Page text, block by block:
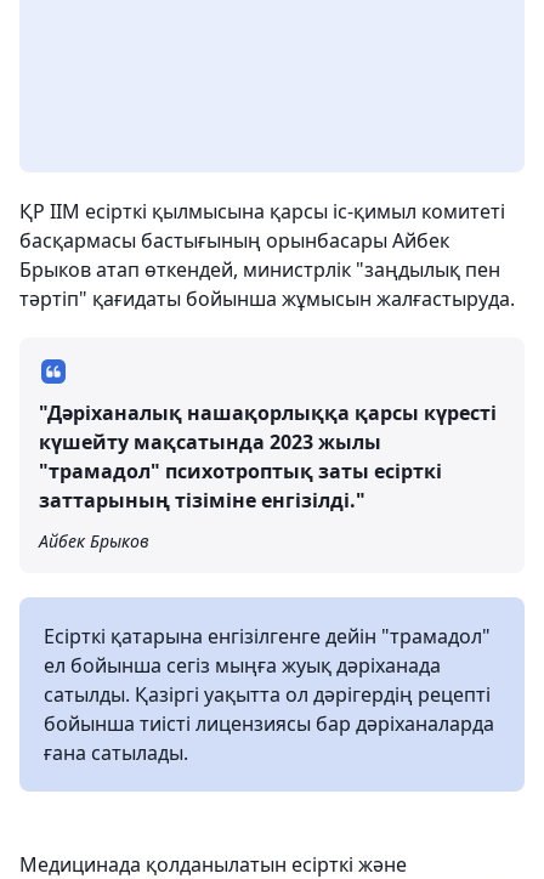
ҚР ІІМ есірткі қылмысына қарсы іс-қимыл комитеті
басқармасы бастығының орынбасары Айбек
Брыков атап өткендей, министрлік "заңдылық пен
тәртіп" қағидаты бойынша жұмысын жалғастыруда.
"Дәріханалық нашақорлыққа қарсы күресті
күшейту мақсатында 2023 жылы
"трамадол" психотроптық заты есірткі
заттарының тізіміне енгізілді."
Айбек Брыков
Есірткі қатарына енгізілгенге дейін "трамадол"
ел бойынша сегіз мыңға жуық дәріханада
сатылды. Қазіргі уақытта ол дәрігердің рецепті
бойынша тиісті лицензиясы бар дәріханаларда
ғана сатылады.
Медицинада қолданылатын есірткі және